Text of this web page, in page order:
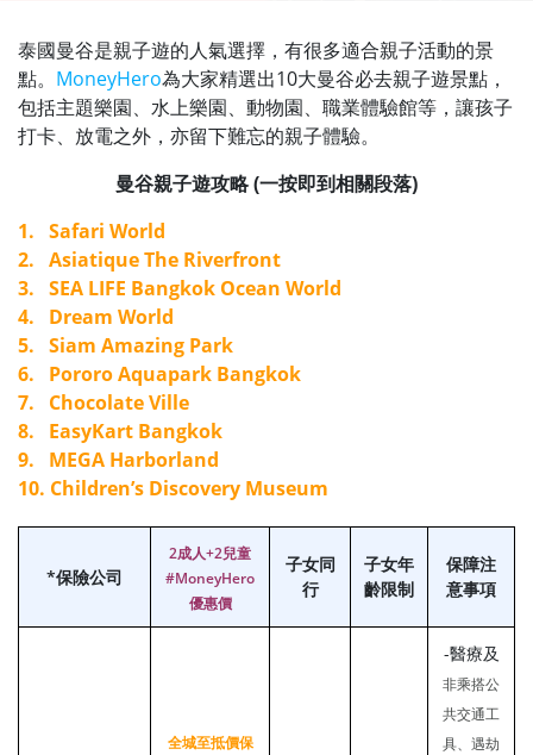
泰國曼谷是親子遊的人氣選擇，有很多適合親子活動的景
點。 MoneyHero為大家精選出10大曼谷必去親子遊景點，
包括主題樂園、水上樂園、動物園、職業體驗館等，讓孩子
打卡、放電之外，亦留下難忘的親子體驗。
曼谷親子遊攻略 (一按即到相關段落)
1. Safari World
2. Asiatique The Riverfront
3. SEA LIFE Bangkok Ocean World
4. Dream World
5. Siam Amazing Park
6. Pororo Aquapark Bangkok
7. Chocolate Ville
8. EasyKart Bangkok
9. MEGA Harborland
10. Children’s Discovery Museum
*保險公司
2成人+2兒童
#MoneyHero
優惠價
子女同
行
子女年
齡限制
保障注
意事項
全城至抵價保
-醫療及
非乘搭公
共交通工
具、遇劫